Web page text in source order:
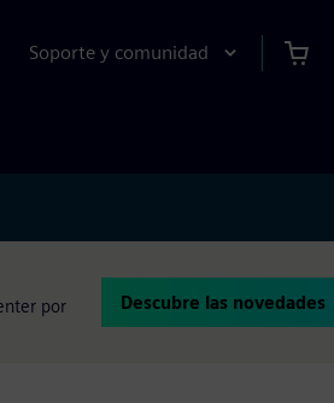
Soporte y comunidad
por
Descubre las novedades